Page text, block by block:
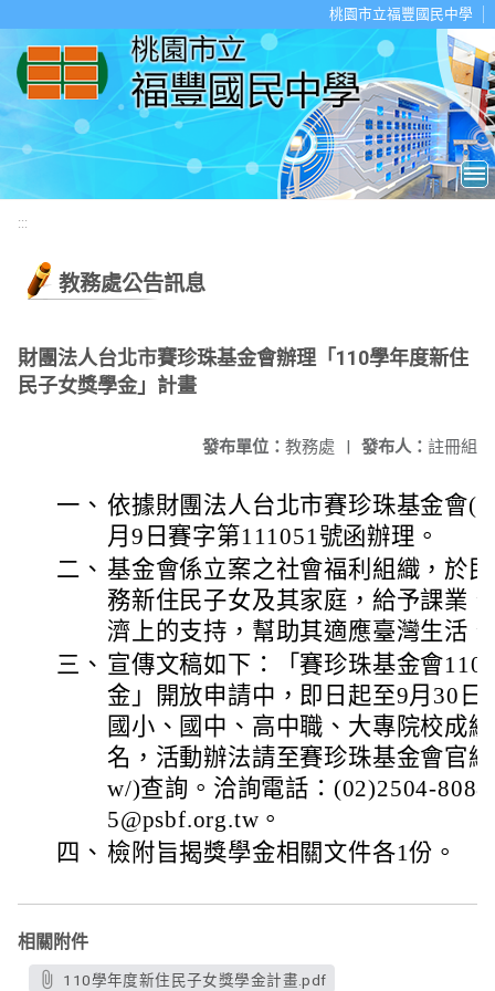
桃園市立福豐國民中學
:::
教務處公告訊息
財團法人台北市賽珍珠基金會辦理「110學年度新住
民子女獎學金」計畫
發布人： 註冊組
發布單位： 教務處 |
一、 依據財團法人台北市賽珍珠基金會(
月9日賽字第111051號函辦理。
二、 基金會係立案之社會福利組織，於
務新住民子女及其家庭，給予課業
濟上的支持，幫助其適應臺灣生活
三、 宣傳文稿如下：「賽珍珠基金會110
金」開放申請中，即日起至9月30日
國小、國中、高中職、大專院校成
名，活動辦法請至賽珍珠基金會官
w/)查詢。洽詢電話：(02)2504-
5@psbf.org.tw。
四、 檢附旨揭獎學金相關文件各1份。
相關附件
110學年度新住民子女獎學金計畫.pdf